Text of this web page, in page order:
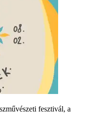
fesztivál, a